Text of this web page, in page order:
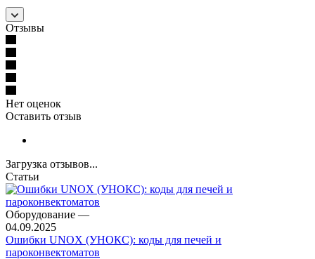
Отзывы
Нет оценок
Оставить отзыв
Загрузка отзывов...
Статьи
Оборудование —
04.09.2025
Ошибки UNOX (УНОКС): коды для печей и
пароконвектоматов